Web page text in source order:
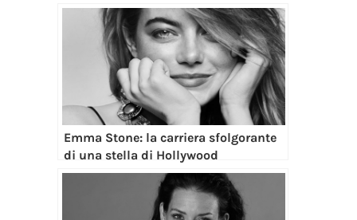
Emma Stone: la carriera sfolgorante
di una stella di Hollywood